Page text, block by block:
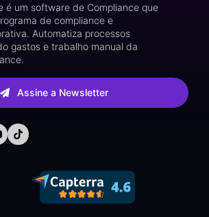
é um software de Compliance que
de compliance e
Automatiza processos
gastos e trabalho manual da
Assine a Newsletter